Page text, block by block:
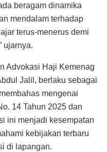
beragam dinamika
mendalam terhadap
terus-menerus demi
ujarnya.
Advokasi Haji Kemenag
Jalil, berlaku sebagai
mengenai
14 Tahun 2025 dan
ini menjadi kesempatan
kebijakan terbaru
di lapangan.